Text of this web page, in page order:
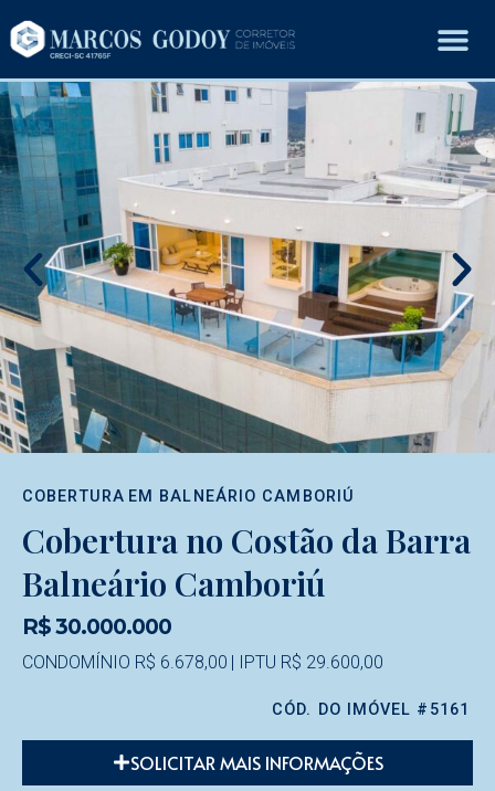
COBERTURA EM BALNEÁRIO CAMBORIÚ
Cobertura no Costão da Barra
Balneário Camboriú
R$ 30.000.000
CONDOMÍNIO R$ 6.678,00 | IPTU R$ 29.600,00
CÓD. DO IMÓVEL #5161
SOLICITAR MAIS INFORMAÇÕES